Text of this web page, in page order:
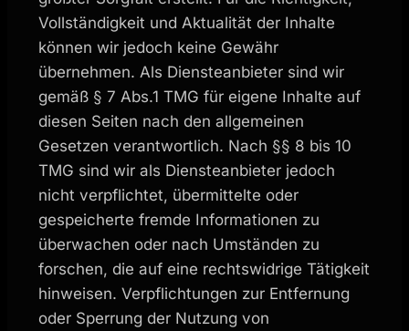
Vollständigkeit und Aktualität der Inhalte
können wir jedoch keine Gewähr
übernehmen. Als Diensteanbieter sind wir
gemäß § 7 Abs.1 TMG für eigene Inhalte auf
diesen Seiten nach den allgemeinen
Gesetzen verantwortlich. Nach §§ 8 bis 10
TMG sind wir als Diensteanbieter jedoch
nicht verpflichtet, übermittelte oder
gespeicherte fremde Informationen zu
überwachen oder nach Umständen zu
forschen, die auf eine rechtswidrige Tätigkeit
hinweisen. Verpflichtungen zur Entfernung
oder Sperrung der Nutzung von